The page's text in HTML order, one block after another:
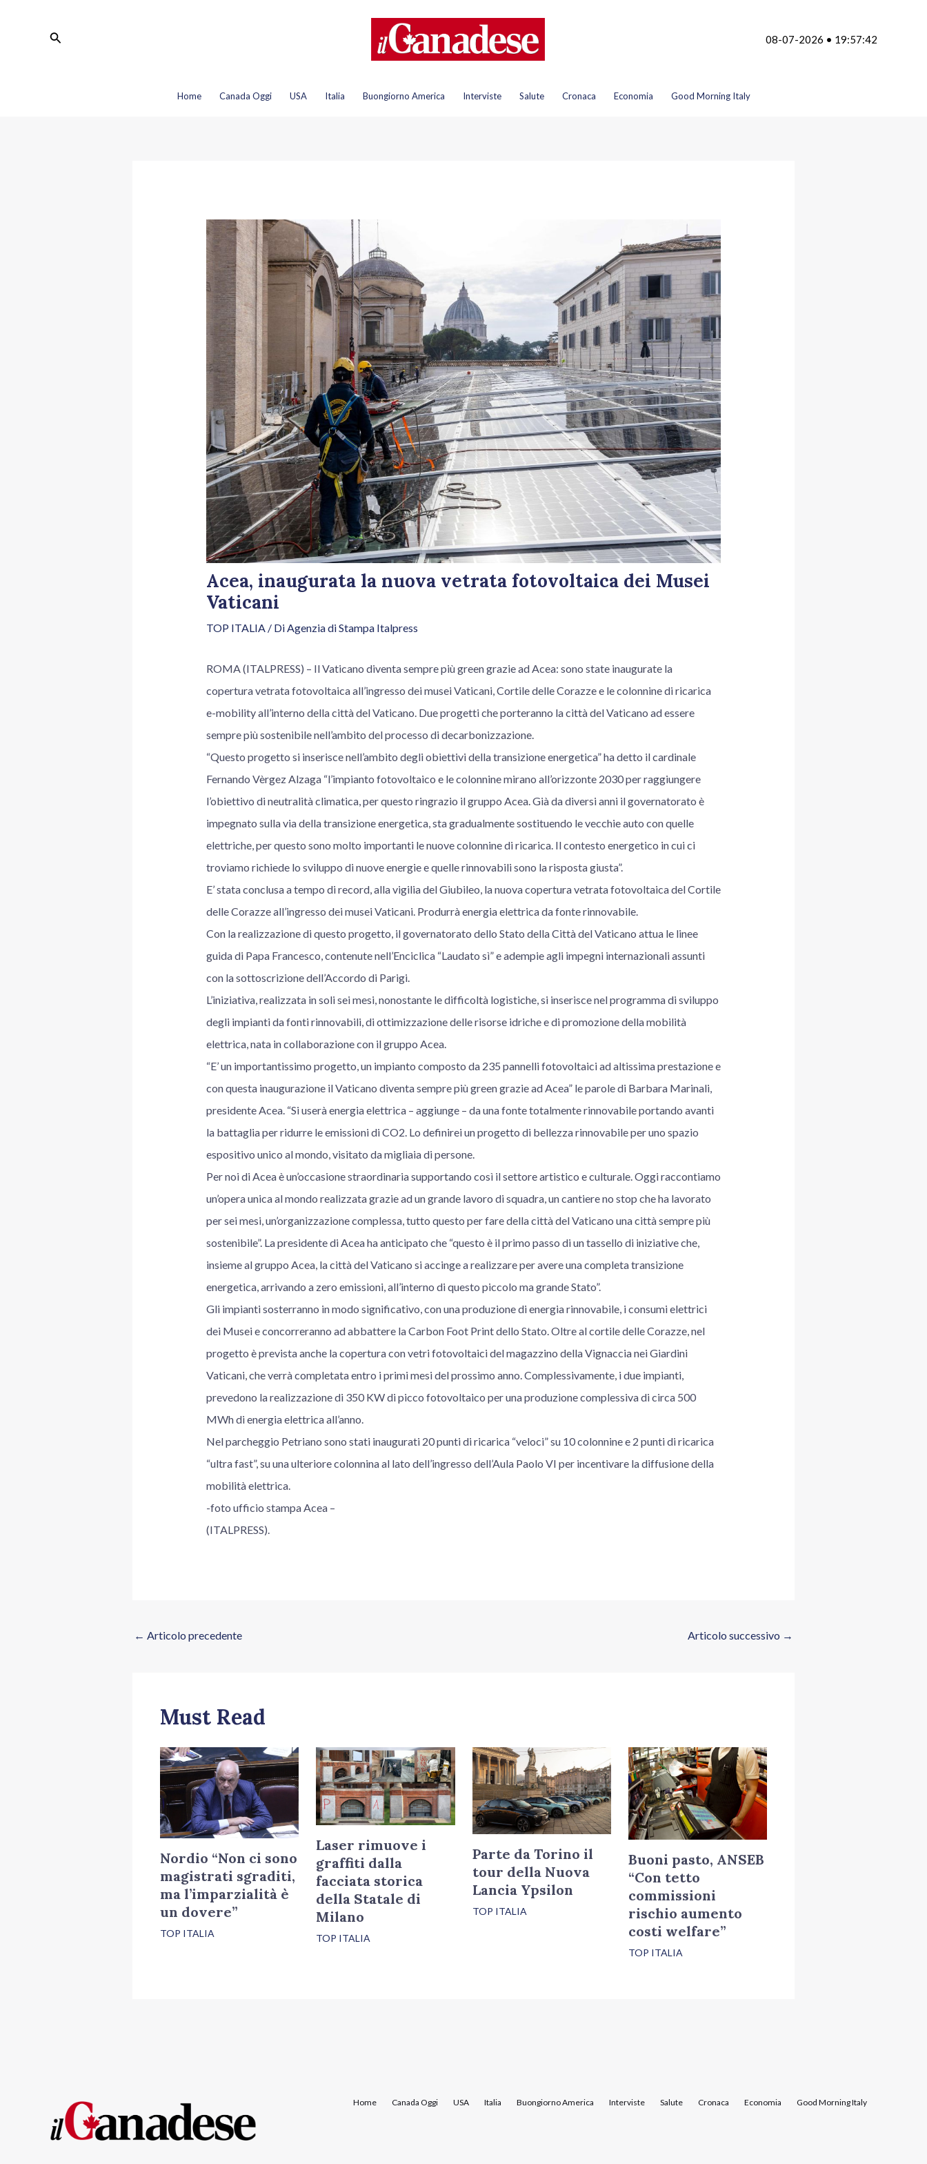
Cerca 08-07-2026 • 19:57:42
Home Canada Oggi USA Italia Buongiorno America Interviste Salute Cronaca Economia Good Morning Italy
Acea, inaugurata la nuova vetrata fotovoltaica dei Musei
Vaticani
TOP ITALIA/ DiAgenzia di Stampa Italpress
ROMA (ITALPRESS) – Il Vaticano diventa sempre più green grazie ad Acea: sono state inaugurate la
copertura vetrata fotovoltaica all’ingresso dei musei Vaticani, Cortile delle Corazze e le colonnine di ricarica
e-mobility all’interno della città del Vaticano. Due progetti che porteranno la città del Vaticano ad essere
sempre più sostenibile nell’ambito del processo di decarbonizzazione.
“Questo progetto si inserisce nell’ambito degli obiettivi della transizione energetica” ha detto il cardinale
Fernando Vèrgez Alzaga “l’impianto fotovoltaico e le colonnine mirano all’orizzonte 2030 per raggiungere
l’obiettivo di neutralità climatica, per questo ringrazio il gruppo Acea. Già da diversi anni il governatorato è
impegnato sulla via della transizione energetica, sta gradualmente sostituendo le vecchie auto con quelle
elettriche, per questo sono molto importanti le nuove colonnine di ricarica. Il contesto energetico in cui ci
troviamo richiede lo sviluppo di nuove energie e quelle rinnovabili sono la risposta giusta”.
E’ stata conclusa a tempo di record, alla vigilia del Giubileo, la nuova copertura vetrata fotovoltaica del Cortile
delle Corazze all’ingresso dei musei Vaticani. Produrrà energia elettrica da fonte rinnovabile.
Con la realizzazione di questo progetto, il governatorato dello Stato della Città del Vaticano attua le linee
guida di Papa Francesco, contenute nell’Enciclica “Laudato sì” e adempie agli impegni internazionali assunti
con la sottoscrizione dell’Accordo di Parigi.
L’iniziativa, realizzata in soli sei mesi, nonostante le difficoltà logistiche, si inserisce nel programma di sviluppo
degli impianti da fonti rinnovabili, di ottimizzazione delle risorse idriche e di promozione della mobilità
elettrica, nata in collaborazione con il gruppo Acea.
“E’ un importantissimo progetto, un impianto composto da 235 pannelli fotovoltaici ad altissima prestazione e
con questa inaugurazione il Vaticano diventa sempre più green grazie ad Acea” le parole di Barbara Marinali,
presidente Acea. “Si userà energia elettrica – aggiunge – da una fonte totalmente rinnovabile portando avanti
la battaglia per ridurre le emissioni di CO2. Lo definirei un progetto di bellezza rinnovabile per uno spazio
espositivo unico al mondo, visitato da migliaia di persone.
Per noi di Acea è un’occasione straordinaria supportando così il settore artistico e culturale. Oggi raccontiamo
un’opera unica al mondo realizzata grazie ad un grande lavoro di squadra, un cantiere no stop che ha lavorato
per sei mesi, un’organizzazione complessa, tutto questo per fare della città del Vaticano una città sempre più
sostenibile”. La presidente di Acea ha anticipato che “questo è il primo passo di un tassello di iniziative che,
insieme al gruppo Acea, la città del Vaticano si accinge a realizzare per avere una completa transizione
energetica, arrivando a zero emissioni, all’interno di questo piccolo ma grande Stato”.
Gli impianti sosterranno in modo significativo, con una produzione di energia rinnovabile, i consumi elettrici
dei Musei e concorreranno ad abbattere la Carbon Foot Print dello Stato. Oltre al cortile delle Corazze, nel
progetto è prevista anche la copertura con vetri fotovoltaici del magazzino della Vignaccia nei Giardini
Vaticani, che verrà completata entro i primi mesi del prossimo anno. Complessivamente, i due impianti,
prevedono la realizzazione di 350 KW di picco fotovoltaico per una produzione complessiva di circa 500
MWh di energia elettrica all’anno.
Nel parcheggio Petriano sono stati inaugurati 20 punti di ricarica “veloci” su 10 colonnine e 2 punti di ricarica
“ultra fast”, su una ulteriore colonnina al lato dell’ingresso dell’Aula Paolo VI per incentivare la diffusione della
mobilità elettrica.
-foto ufficio stampa Acea –
(ITALPRESS).
← Articolo precedente Articolo successivo →
Must Read
Nordio “Non ci sono
magistrati sgraditi,
ma l’imparzialità è
un dovere”
TOP ITALIA
Laser rimuove i
graffiti dalla
facciata storica
della Statale di
Milano
TOP ITALIA
Parte da Torino il
tour della Nuova
Lancia Ypsilon
TOP ITALIA
Buoni pasto, ANSEB
“Con tetto
commissioni
rischio aumento
costi welfare”
TOP ITALIA
Home Canada Oggi USA Italia Buongiorno America Interviste Salute Cronaca Economia Good Morning Italy